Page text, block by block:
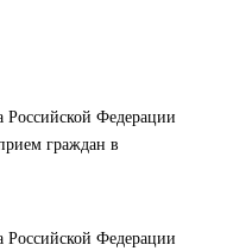
Российской Федерации
граждан в
Российской Федерации